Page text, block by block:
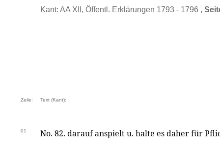
Kant: AA XII, Öffentl. Erklärungen 1793 - 1796 ,
Zeile: Text (Kant):
01 No. 82. darauf anspielt u. halte es daher für